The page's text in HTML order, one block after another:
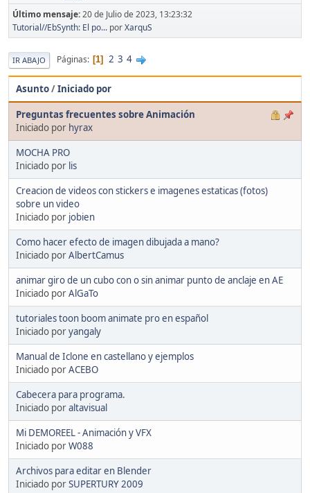
Último mensaje:20 de Julio de 2023, 13:23:32
Tutorial//EbSynth: El po... porXarquS
IR ABAJO Páginas 1 2 3 4
Asunto/Iniciado por
Preguntas frecuentes sobre Animación
Iniciado por hyrax
MOCHA PRO
Iniciado por lis
Creacion de videos con stickers e imagenes estaticas (fotos)
sobre un video
Iniciado por jobien
Como hacer efecto de imagen dibujada a mano?
Iniciado porAlbertCamus
animar giro de un cubo con o sin animar punto de anclaje en AE
Iniciado porAlGaTo
tutoriales toon boom animate pro en español
Iniciado poryangaly
Manual de Iclone en castellano y ejemplos
Iniciado porACEBO
Cabecera para programa.
Iniciado poraltavisual
Mi DEMOREEL - Animación y VFX
Iniciado porW088
Archivos para editar en Blender
Iniciado porSUPERTURY 2009